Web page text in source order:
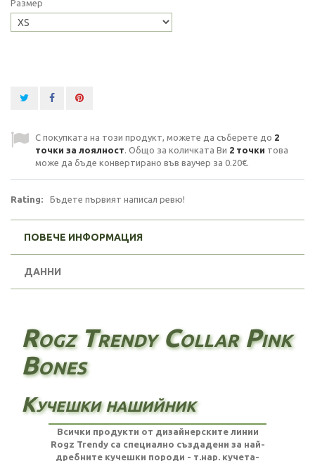
Размер
С покупката на този продукт, можете да съберете до 2
точки за лоялност. Общо за количката Ви 2 точки това
може да бъде конвертирано във ваучер за 0.20€.
Rating: Бъдете първият написал ревю!
ПОВЕЧЕ ИНФОРМАЦИЯ
ДАННИ
Rogz Trendy Collar Pink
Bones
Кучешки нашийник
Всички продукти от дизайнерските линии
Rogz Trendy са специално създадени за най-
дребните кучешки породи - т.нар. кучета-